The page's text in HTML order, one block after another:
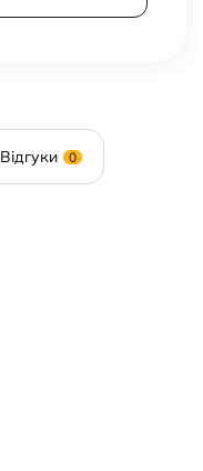
Відгуки 0